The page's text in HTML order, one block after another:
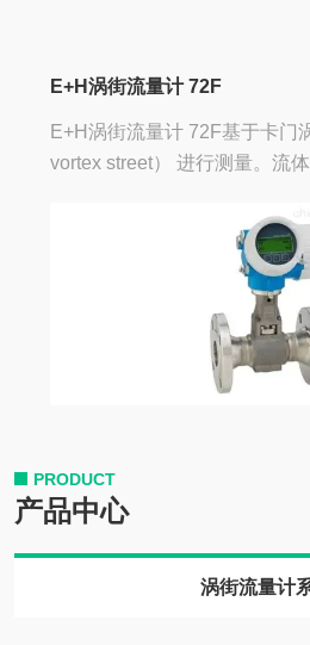
E+H涡街流量计 72F
E+H涡街流量计 72F基于卡门
vortex street） 进行测量。流
漩涡将产生一个低压区，传感
PRODUCT
产品中心
涡街流量计